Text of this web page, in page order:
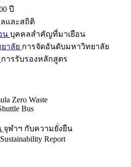
ปี
และสถิติ
น บุคคลสำคัญที่มาเยือน
าลัย การจัดอันดับมหาวิทยาลัย
การรับรองหลักสูตร
Zero Waste
Bus
จุฬาฯ กับความยั่งยืน
Sustainability Report